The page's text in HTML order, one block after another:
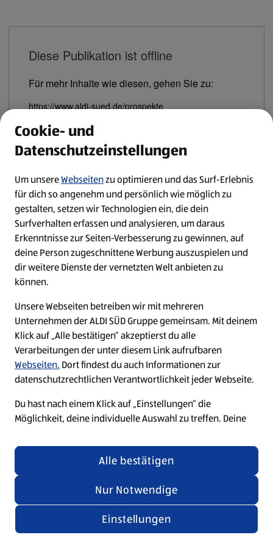
Diese Publikation ist offline
Für mehr Inhalte wie diesen, gehen Sie zu:
https://www.aldi-sued.de/prospekte
Fortfahren zum Link
Cookie- und
Datenschutzeinstellungen
Um unsereWebseitenzu optimieren und das Surf-Erlebnis
für dich so angenehm und persönlich wie möglich zu
gestalten, setzen wir Technologien ein, die dein
Surfverhalten erfassen und analysieren, um daraus
Erkenntnisse zur Seiten-Verbesserung zu gewinnen, auf
deine Person zugeschnittene Werbung auszuspielen und
dir weitere Dienste der vernetzten Welt anbieten zu
können.
Unsere Webseiten betreiben wir mit mehreren
Unternehmen der ALDI SÜD Gruppe gemeinsam. Mit deinem
Klick auf „Alle bestätigen“ akzeptierst du alle
Verarbeitungen der unter diesem Link aufrufbaren
Webseiten. Dort findest du auch Informationen zur
datenschutzrechtlichen Verantwortlichkeit jeder Webseite.
Du hast nach einem Klick auf „Einstellungen“ die
Möglichkeit, deine individuelle Auswahl zu treffen. Deine
„Cookie-Einstellungen“ am Ende jeder Seite widerrufen
oder anpassen. Änderungen in den Cookie-Einstellungen
für unsere Webseiten und Apps, die du in weiteren Tabs
oder Fenstern deines Browsers oder der App geöffnet hast,
werden wirksam, wenn die jeweilige Webseite, der Tab
oder die App aktualisiert oder geschlossen und
anschließend wieder geöffnet werden.
Einstellungen
Nur Notwendige
Alle bestätigen